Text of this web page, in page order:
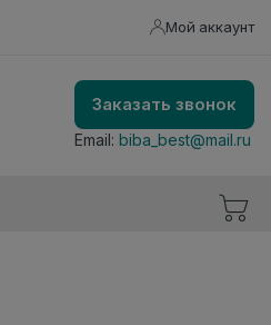
Мой аккаунт
Заказать звонок
Email: biba_best@mail.ru